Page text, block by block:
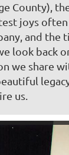
County),
joys
and the
look back
we share
us.